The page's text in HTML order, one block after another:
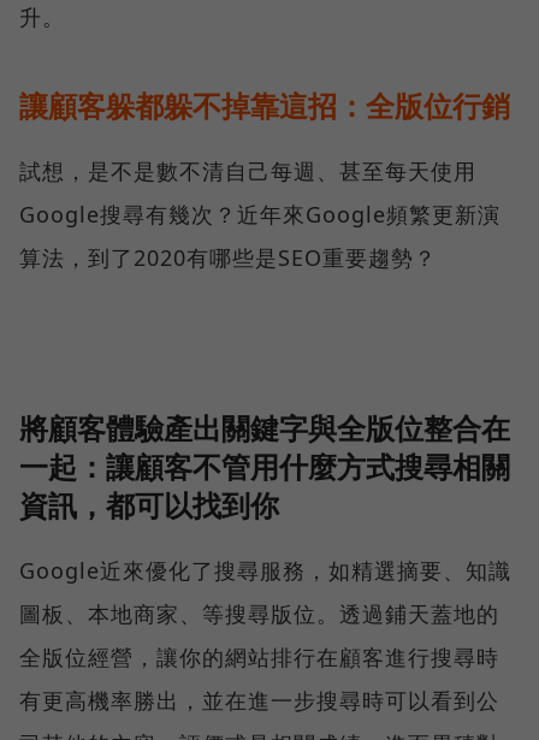
升。
讓顧客躲都躲不掉靠這招：全版位行銷
試想，是不是數不清自己每週、甚至每天使用
Google搜尋有幾次？近年來Google頻繁更新演
算法，到了2020有哪些是SEO重要趨勢？
將顧客體驗產出關鍵字與全版位整合在
一起：讓顧客不管用什麼方式搜尋相關
資訊，都可以找到你
Google近來優化了搜尋服務，如精選摘要、知識
圖板、本地商家、等搜尋版位。透過鋪天蓋地的
全版位經營，讓你的網站排行在顧客進行搜尋時
有更高機率勝出，並在進一步搜尋時可以看到公